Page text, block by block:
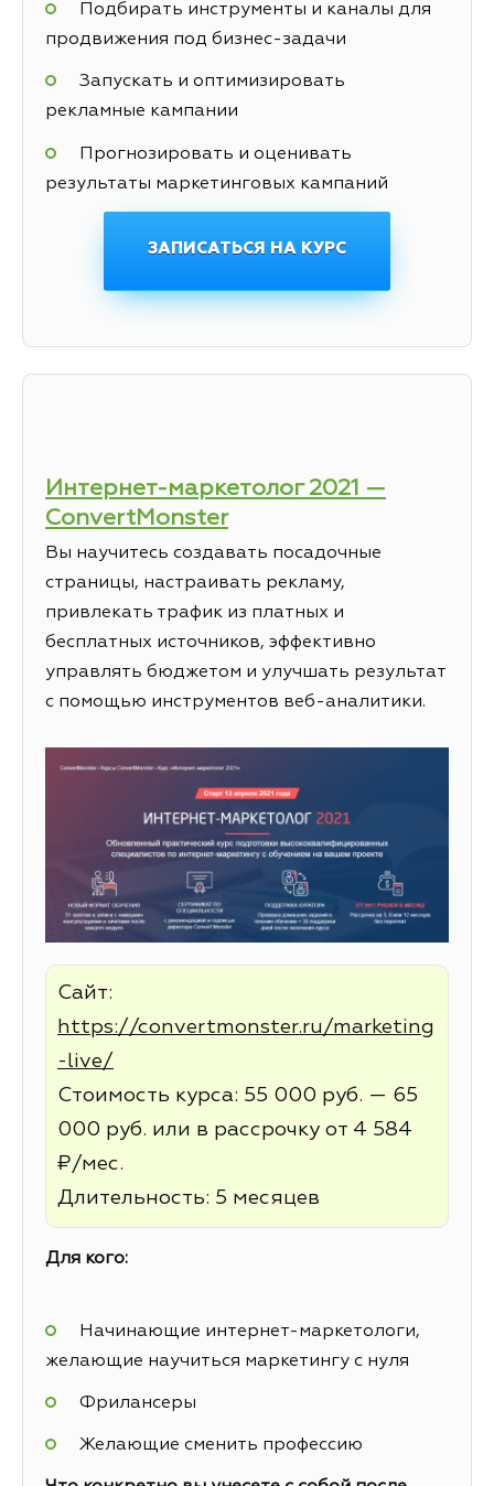
Подбирать инструменты и каналы для
продвижения под бизнес-задачи
Запускать и оптимизировать
рекламные кампании
Прогнозировать и оценивать
результаты маркетинговых кампаний
ЗАПИСАТЬСЯ НА КУРС
Интернет-маркетолог 2021 —
ConvertMonster
Вы научитесь создавать посадочные
страницы, настраивать рекламу,
привлекать трафик из платных и
бесплатных источников, эффективно
управлять бюджетом и улучшать результат
с помощью инструментов веб-аналитики.
Сайт:
https://convertmonster.ru/marketing
-live/
Стоимость курса: 55 000 руб. — 65
000 руб. или в рассрочку от 4 584
₽/мес.
Длительность: 5 месяцев
Для кого:
Начинающие интернет-маркетологи,
желающие научиться маркетингу с нуля
Фрилансеры
Желающие сменить профессию